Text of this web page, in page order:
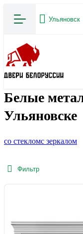
Ульяновск
Белые
Ульяновске
со стекломс зеркалом
Фильтр